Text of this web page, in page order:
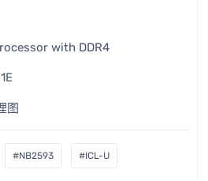
with DDR4
#NB2593 #ICL-U